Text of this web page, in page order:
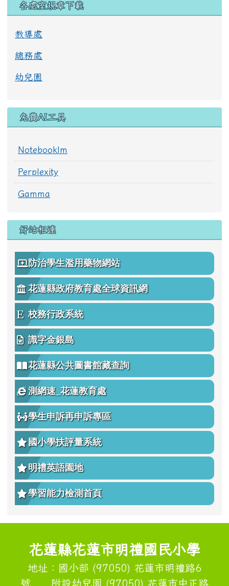
各處室規章下載
教導處
總務處
幼兒園
免費AI工具
Notebooklm
Perplexity
Gamma
好站相連
防治學生濫用藥物網站
花蓮縣政府教育處全球資訊網
校務行政系統
識字金銀島
花蓮縣公共圖書館藏查詢
測網速_花蓮教育處
學生申訴再申訴專區
國小學扶評量系統
明禮英語園地
學習能力檢測首頁
頁尾區域內容
花蓮縣花蓮市明禮國民小學
地址：國小部 (97050) 花蓮市明禮路6
號 附設幼兒園 (97050) 花蓮市中正路